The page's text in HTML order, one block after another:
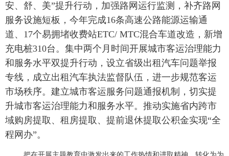
安、舒、美”提升行动，加强路网运行监测，补齐路网
服务设施短板，今年完成16条高速公路能源运输通
道、17个易拥堵收费站ETC/ MTC混合车道改造，新增
充电桩310台。集中两个月时间开展城市客运治理能力
和服务水平双提升行动，设立省级出租汽车问题举报
专线，成立出租汽车执法监督队伍，进一步规范客运
市场秩序。建立城市客运服务问题通报机制，切实提
升城市客运治理能力和服务水平。推动实施省内跨市
域购房提取、租房提取、提前退休提取公积金实现“全
程网办”。